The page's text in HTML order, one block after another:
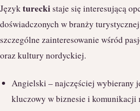
Językturecki staje się interesującą
doświadczonych w branży
szczególne zainteresowanie wśród
oraz kultury nordyckiej.
Angielski – najczęściej wybierany
kluczowy w biznesie i komunikacji